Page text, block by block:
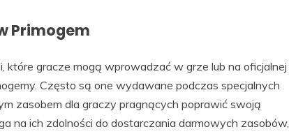
Primogem
które gracze mogą wprowadzać w grze lub na oficjalnej
Często są one wydawane podczas specjalnych
zasobem dla graczy pragnących poprawić swoją
na ich zdolności do dostarczania darmowych zasobów,